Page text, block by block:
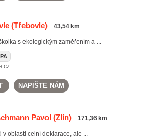
(Třebovle) 43,54 km
s ekologickým zaměřením a ...
NAPIŠTE NÁM
Pavol(Zlín) 171,36 km
v oblasti celní deklarace, ale ...